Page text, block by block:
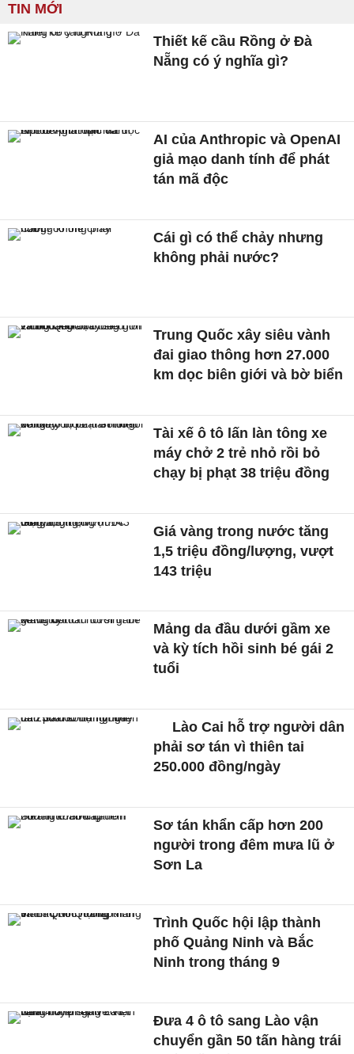
TIN MỚI
Thiết kế cầu Rồng ở Đà
Nẵng có ý nghĩa gì?
AI của Anthropic và OpenAI
giả mạo danh tính để phát
tán mã độc
Cái gì có thể chảy nhưng
không phải nước?
Trung Quốc xây siêu vành
đai giao thông hơn 27.000
km dọc biên giới và bờ biển
Tài xế ô tô lấn làn tông xe
máy chở 2 trẻ nhỏ rồi bỏ
chạy bị phạt 38 triệu đồng
Giá vàng trong nước tăng
1,5 triệu đồng/lượng, vượt
143 triệu
Mảng da đầu dưới gầm xe
và kỳ tích hồi sinh bé gái 2
tuổi
Lào Cai hỗ trợ người dân
phải sơ tán vì thiên tai
250.000 đồng/ngày
Sơ tán khẩn cấp hơn 200
người trong đêm mưa lũ ở
Sơn La
Trình Quốc hội lập thành
phố Quảng Ninh và Bắc
Ninh trong tháng 9
Đưa 4 ô tô sang Lào vận
chuyển gần 50 tấn hàng trái